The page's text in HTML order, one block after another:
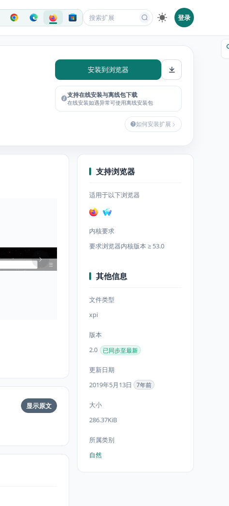
登录
安装到浏览器
支持在线安装与离线包下载
在线安装如遇异常可使用离线安装包
如何安装扩展
显示原文
支持浏览器
适用于以下浏览器
内核要求
要求浏览器内核版本 ≥ 53.0
其他信息
文件类型
xpi
版本
2.0
已同步至最新
更新日期
2019年5月13日
7年前
大小
286.37KiB
所属类别
自然